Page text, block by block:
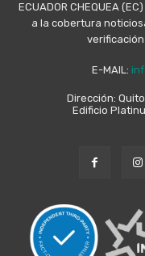
ECUADOR CHEQUEA
a la cobertura
E-MAIL:
Dirección:
Edificio